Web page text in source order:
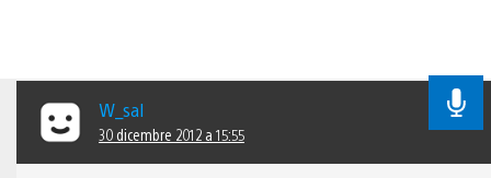
W_sal
30 dicembre 2012 a 15:55